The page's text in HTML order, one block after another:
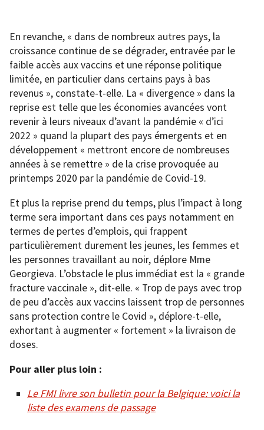
En revanche, « dans de nombreux autres pays, la
croissance continue de se dégrader, entravée par le
faible accès aux vaccins et une réponse politique
limitée, en particulier dans certains pays à bas
revenus », constate-t-elle. La « divergence » dans la
reprise est telle que les économies avancées vont
revenir à leurs niveaux d’avant la pandémie « d’ici
2022 » quand la plupart des pays émergents et en
développement « mettront encore de nombreuses
années à se remettre » de la crise provoquée au
printemps 2020 par la pandémie de Covid-19.
Et plus la reprise prend du temps, plus l’impact à long
terme sera important dans ces pays notamment en
termes de pertes d’emplois, qui frappent
particulièrement durement les jeunes, les femmes et
les personnes travaillant au noir, déplore Mme
Georgieva. L’obstacle le plus immédiat est la « grande
fracture vaccinale », dit-elle. « Trop de pays avec trop
de peu d’accès aux vaccins laissent trop de personnes
sans protection contre le Covid », déplore-t-elle,
exhortant à augmenter « fortement » la livraison de
doses.
Pour aller plus loin :
Le FMI livre son bulletin pour la Belgique: voici la
liste des examens de passage